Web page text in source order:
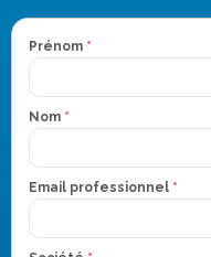
Prénom *
Nom *
Email professionnel *